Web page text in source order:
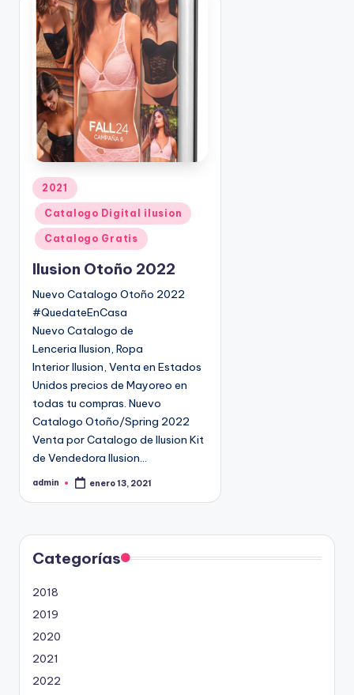
c
a
d
p
o
P
b
c
a
d
o
e
2021
Catalogo Digital ilusion
Catalogo Gratis
Ilusion Otoño 2022
Nuevo Catalogo Otoño 2022
#QuedateEnCasa
Nuevo Catalogo de
Lenceria Ilusion, Ropa
Interior Ilusion, Venta en Estados
Unidos precios de Mayoreo en
todas tu compras. Nuevo
Catalogo Otoño/Spring 2022
Venta por Catalogo de Ilusion Kit
de Vendedora Ilusion…
P
b
c
d
o
r
admin enero 13, 2021
Categorías
2018
2019
2020
2021
2022